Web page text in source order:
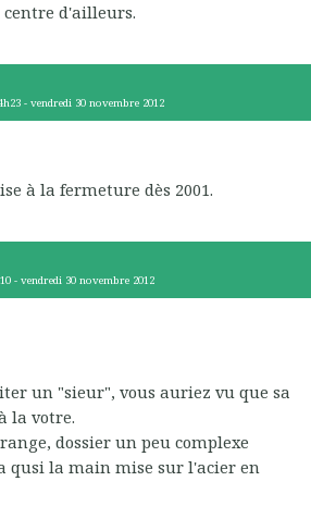
centre d'ailleurs.
-vendredi 30 novembre 2012
à la fermeture dès 2001.
-vendredi 30 novembre 2012
un "sieur", vous auriez vu que sa
la votre.
dossier un peu complexe
qusi la main mise sur l'acier en